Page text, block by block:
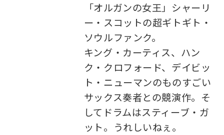
「オルガンの女王」シャーリ
ー・スコットの超ギトギト・
ソウルファンク。
キング・カーティス、ハン
ク・クロフォード、デイビッ
ト・ニューマンのものすごい
サックス奏者との競演作。そ
してドラムはスティーブ・ガ
ット。うれしいねぇ。